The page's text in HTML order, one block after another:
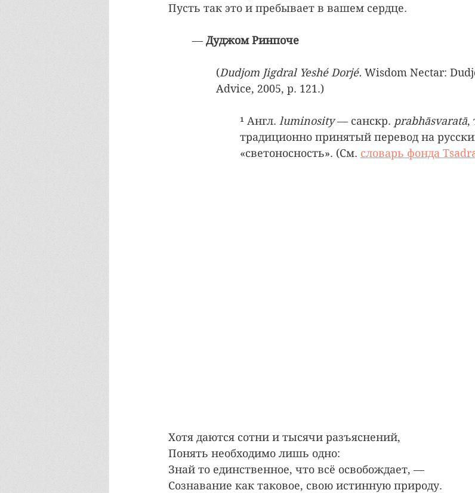
Пусть так это и пребывает в вашем сердце.
— Дуджом Ринпоче
(Dudjom Jigdral Yeshé Dorjé. Wisdom Nectar:
Advice, 2005, p. 121.)
¹ Англ. luminosity — санскр. prabhāsvaratā,
традиционно принятый перевод на
«светоносность». (См. словарь фонда
Хотя даются сотни и тысячи разъяснений,
Понять необходимо лишь одно:
Знай то единственное, что всё освобождает, —
Сознавание как таковое, свою истинную природу.